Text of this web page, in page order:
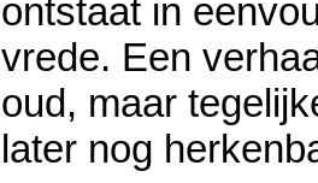
ontstaat in
vrede. Een
oud, maar
later nog